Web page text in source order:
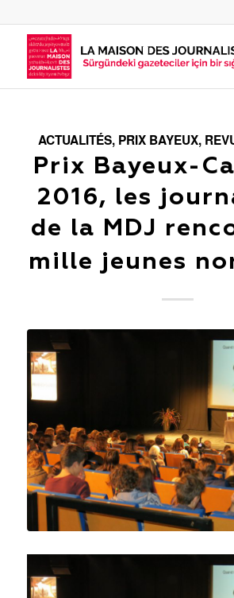
ACTUALITÉS, PRIX BAYEUX,
Prix Bayeux-
2016, les
de la MDJ
mille jeunes